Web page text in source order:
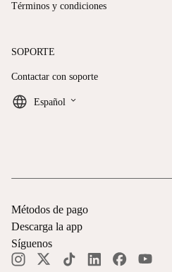
Términos y condiciones
SOPORTE
Contactar con soporte
Español keyboard_arrow_down
Métodos de pago
Descarga la app
Síguenos